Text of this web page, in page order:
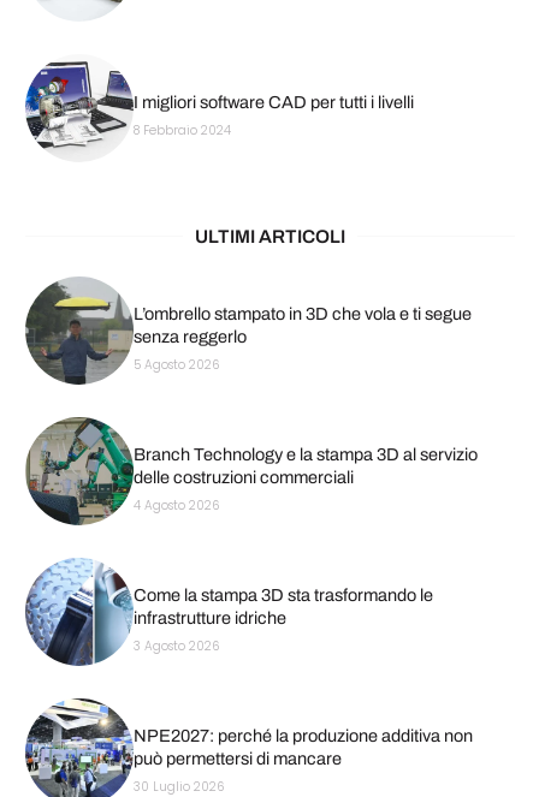
I migliori software CAD per tutti i livelli
8 Febbraio 2024
ULTIMI ARTICOLI
L’ombrello stampato in 3D che vola e ti segue
senza reggerlo
5 Agosto 2026
Branch Technology e la stampa 3D al servizio
delle costruzioni commerciali
4 Agosto 2026
Come la stampa 3D sta trasformando le
infrastrutture idriche
3 Agosto 2026
NPE2027: perché la produzione additiva non
può permettersi di mancare
30 Luglio 2026